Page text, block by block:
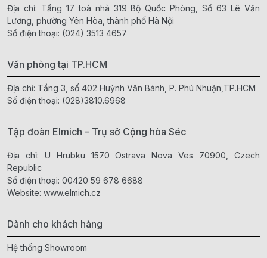
Địa chỉ: Tầng 17 toà nhà 319 Bộ Quốc Phòng, Số 63 Lê Văn
Lương, phường Yên Hòa, thành phố Hà Nội
Số điện thoại: (024) 3513 4657
Văn phòng tại TP.HCM
Địa chỉ: Tầng 3, số 402 Huỳnh Văn Bánh, P. Phú Nhuận,TP.HCM
Số điện thoại: (028)3810.6968
Tập đoàn Elmich – Trụ sở Cộng hòa Séc
Địa chỉ: U Hrubku 1570 Ostrava Nova Ves 70900, Czech
Republic
Số điện thoại: 00420 59 678 6688
Website: www.elmich.cz
Dành cho khách hàng
Hệ thống Showroom